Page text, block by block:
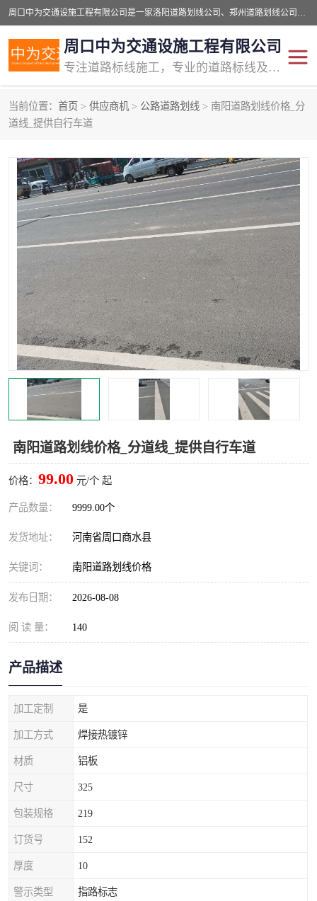
周口中为交通设施工程有限公司是一家洛阳道路划线公司、郑州道路划线公司、平顶山道路车位划线公司、开封车位划线公司、许昌道路车位划线公司、漯河道路车位划线公司，公司始终坚持“诚信、匠心、专注”的宗旨；我们的经营理念是：的服务。
周口中为交通设施工程有限公司
专注道路标线施工，专业的道路标线及交通设施施工服务商!
当前位置： 首页 > 供应商机 > 公路道路划线 > 南阳道路划线价格_分
道线_提供自行车道
南阳道路划线价格_分道线_提供自行车道
价格： 99.00 元/个 起
产品数量： 9999.00个
发货地址： 河南省周口商水县
关键词： 南阳道路划线价格
发布日期： 2026-08-08
阅 读 量： 140
产品描述
加工定制 是
加工方式 焊接热镀锌
材质 铝板
尺寸 325
包装规格 219
订货号 152
厚度 10
警示类型 指路标志
交通道路标线
道路标线划线 马路标线
道路标线 道路划线